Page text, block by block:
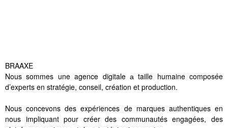
BRAAXE
Nous sommes une agence digitale а taille humaine composée
d’experts en stratégie, conseil, création et production.
Nous concevons des expériences de marques authentiques en
nous impliquant pour créer des communautés engagées, des